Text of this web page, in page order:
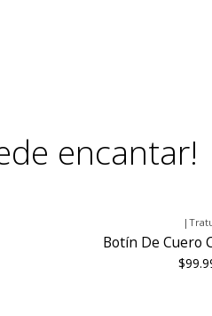
encantar!
|
Botín De Cuero